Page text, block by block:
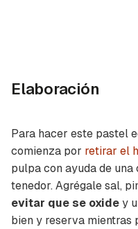
Elaboración
Para hacer este pastel
comienza por retirar el
pulpa con ayuda de
tenedor. Agrégale sal,
evitar que se oxidey
bien y reserva mientras